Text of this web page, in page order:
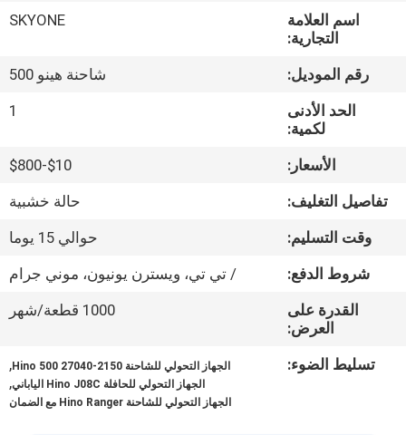
جولة
مراقبة
الجودة
اتصل
أخبار
اسم العلامة
التجارية:
SKYONE
رقم الموديل:
شاحنة هينو 500
الحد الأدنى
لكمية:
1
الأسعار:
$10-$800
تفاصيل التغليف:
حالة خشبية
وقت التسليم:
حوالي 15 يوما
شروط الدفع:
/ تي تي، ويسترن يونيون، موني جرام
القدرة على
العرض:
1000 قطعة/شهر
تسليط الضوء: الجهاز التحولي للشاحنة Hino 500 27040-2150 ,
الجهاز التحولي للحافلة Hino J08C الياباني ,
الجهاز التحولي للشاحنة Hino Ranger مع الضمان